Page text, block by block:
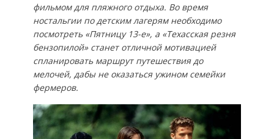
фильмом для пляжного отдыха. Во время
ностальгии по детским лагерям необходимо
посмотреть «Пятницу 13-е», а «Техасская резня
бензопилой» станет отличной мотивацией
спланировать маршрут путешествия до
мелочей, дабы не оказаться ужином семейки
фермеров.